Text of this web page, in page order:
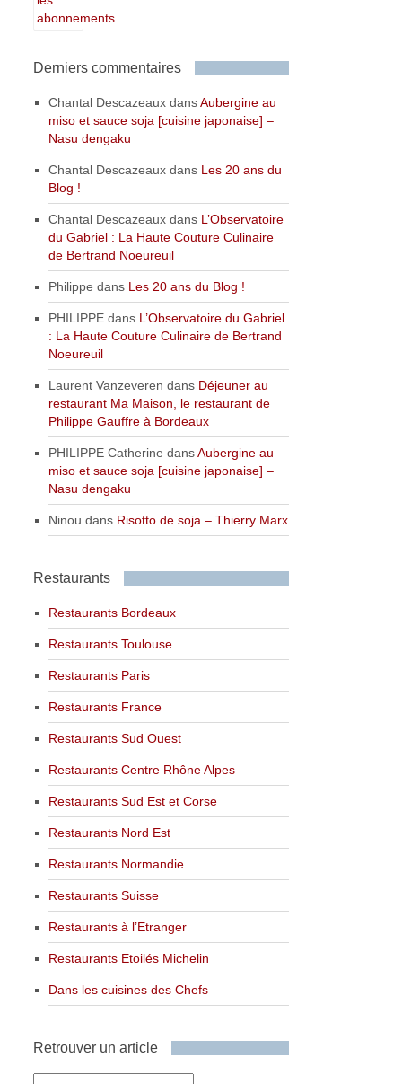
Derniers commentaires
Chantal Descazeaux dansAubergine au
miso et sauce soja [cuisine japonaise] –
Nasu dengaku
Chantal Descazeaux dans Les 20 ans du
Blog !
Chantal Descazeaux dans L’Observatoire
du Gabriel : La Haute Couture Culinaire
de Bertrand Noeureuil
Philippe dans Les 20 ans du Blog !
PHILIPPE dans L’Observatoire du Gabriel
: La Haute Couture Culinaire de Bertrand
Noeureuil
Laurent Vanzeveren dans Déjeuner au
restaurant Ma Maison, le restaurant de
Philippe Gauffre à Bordeaux
PHILIPPE Catherine dansAubergine au
miso et sauce soja [cuisine japonaise] –
Nasu dengaku
Ninou dans Risotto de soja – Thierry Marx
Restaurants
Restaurants Bordeaux
Restaurants Toulouse
Restaurants Paris
Restaurants France
Restaurants Sud Ouest
Restaurants Centre Rhône Alpes
Restaurants Sud Est et Corse
Restaurants Nord Est
Restaurants Normandie
Restaurants Suisse
Restaurants à l’Etranger
Restaurants Etoilés Michelin
Dans les cuisines des Chefs
Retrouver un article